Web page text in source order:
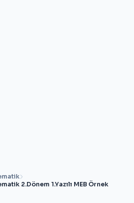
2.Dönem 1.Yazılı MEB Örnek